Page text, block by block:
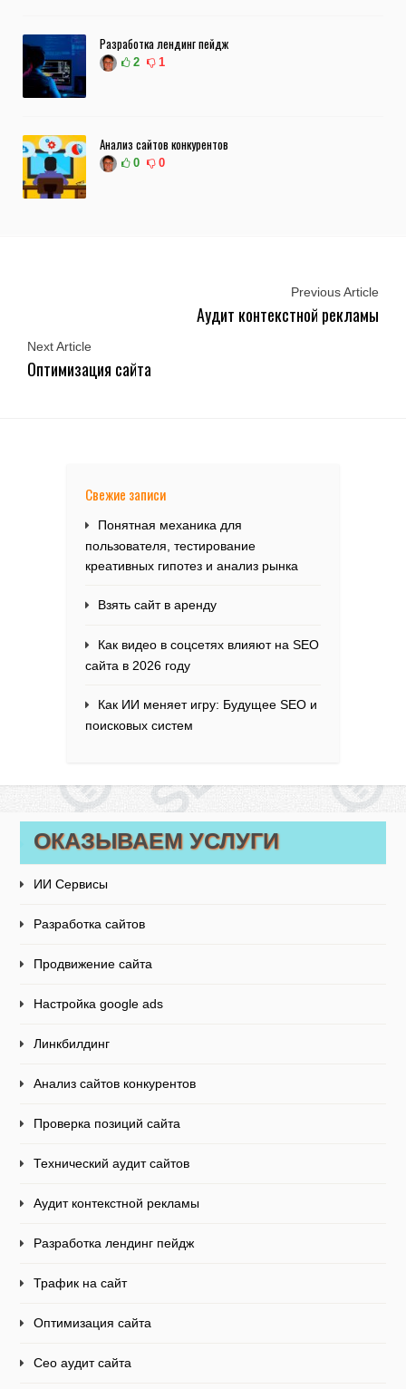
Разработка лендинг пейдж
2 1
Анализ сайтов конкурентов
0 0
Previous Article
Аудит контекстной рекламы
Next Article
Оптимизация сайта
Свежие записи
Понятная механика для
пользователя, тестирование
креативных гипотез и анализ рынка
Взять сайт в аренду
Как видео в соцсетях влияют на SEO
сайта в 2026 году
Как ИИ меняет игру: Будущее SEO и
поисковых систем
ОКАЗЫВАЕМ УСЛУГИ
ИИ Сервисы
Разработка сайтов
Продвижение сайта
Настройка google ads
Линкбилдинг
Анализ сайтов конкурентов
Проверка позиций сайта
Технический аудит сайтов
Аудит контекстной рекламы
Разработка лендинг пейдж
Трафик на сайт
Оптимизация сайта
Сео аудит сайта